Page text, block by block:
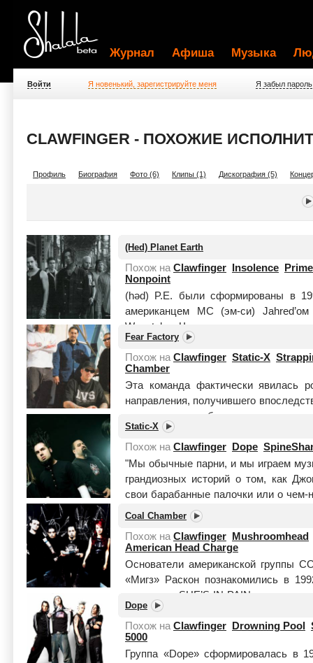
Журнал Афиша Музыка
Войти Я новенький, зарегистрируйте меня Я забыл пароль
CLAWFINGER - ПОХОЖИЕ
Профиль Биография Фото (6) Клипы (1) Дискография (5)
(Hed) Planet Earth
Похож на Clawfinger Insolence
Nonpoint
(həd) P.E. были сформированы в
американцем MC (эм-си)
Wesstyle. Часто посещая
Анжел...Читать целиком
Fear Factory
Похож на Clawfinger Static-X
Chamber
Эта команда фактически явилась
направления, получившего
ухитрились разбавить
рейвовскими вставками. "Fear facto...
Static-X
Похож на Clawfinger Dope
"Мы обычные парни, и мы играем
грандиозных историй о том, как
свои барабанные палочки или о
чувака, которые выросли на ...
Coal Chamber
Похож на Clawfinger
Mushroomhead
American Head Charge
Основатели американской группы
«Мигз» Раскон познакомились в
назвалась SHE’S IN PAIN, она
целиком
Dope
Похож на Clawfinger Drowning Pool
5000
Группа «Dope» сформировалась в